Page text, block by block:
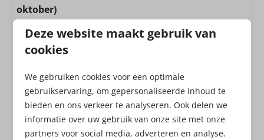
(combi) Oven : Heteluchtoven
Inductie kookplaat: 4-pits
Koffiecupmachine: Nespresso
Waterkoker: Elektrische waterkoker
Uitgebreide keukeninventaris
Afzuigkap
Buiten
oktober)
Attractiepark! Het Attractiepark werkt met een all-in
formule, waardoor je zonder extra kosten geniet
van o.a. vers fruit, belegde broodjes, frites, snacks,
verse churros, soep, koffie, thee, limonade,
Drouwenerzand frisdranken en waterijs.Dat heet
vakantie!Check hier deopeningstijdenvan het
Attractiepark. Ben je benieuwd hoe het
Deze website maakt gebruik van
cookies
We gebruiken cookies voor een optimale
gebruikservaring, om gepersonaliseerde inhoud te
bieden en ons verkeer te analyseren. Ook delen we
informatie over uw gebruik van onze site met onze
partners voor social media, adverteren en analyse.